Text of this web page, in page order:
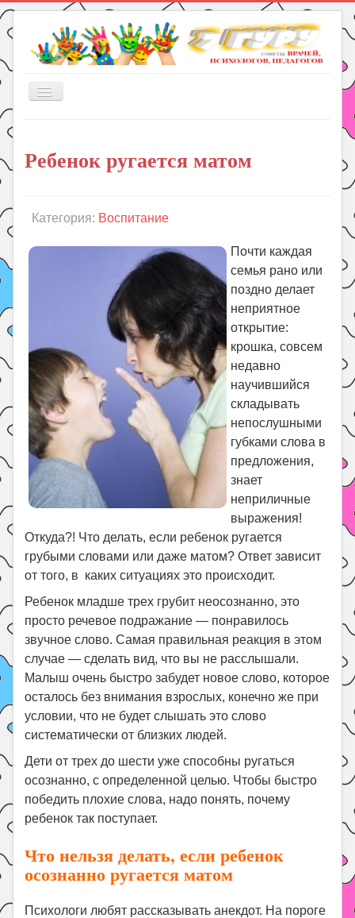
Включить/
Книги
Подготовка к школе
Психология
Летом!
Поиск
Ребенок ругается матом
Категория: Воспитание
Почти каждая
семья рано или
поздно делает
неприятное
открытие:
крошка, совсем
недавно
научившийся
складывать
непослушными
губками слова в
предложения,
знает
неприличные
выражения!
Откуда?! Что делать, если ребенок ругается
грубыми словами или даже матом? Ответ зависит
от того, в каких ситуациях это происходит.
Ребенок младше трех грубит неосознанно, это
просто речевое подражание — понравилось
звучное слово. Самая правильная реакция в этом
случае — сделать вид, что вы не расслышали.
Малыш очень быстро забудет новое слово, которое
осталось без внимания взрослых, конечно же при
условии, что не будет слышать это слово
систематически от близких людей.
Дети от трех до шести уже способны ругаться
осознанно, с определенной целью. Чтобы быстро
победить плохие слова, надо понять, почему
ребенок так поступает.
Что нельзя делать, если ребенок
осознанно ругается матом
Психологи любят рассказывать анекдот. На пороге